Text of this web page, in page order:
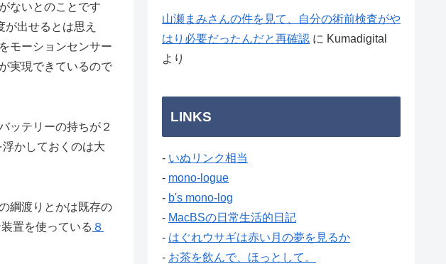
ないとのことです
出せるとは思え
モーションセンサー
実現できているので
ッテリーの持ちが２
かしておくのは大
綱渡りとかは既存の
置を使っている ８
山瀬まみさんの件を見て、自分の術前検査がや
はり必要だったんだと再確認 に Kumadigital
より
LINKS
- いぬリンク相当
- mono-logue
- b's mono-log
- MacBSの日常生活的日記
- はぐれウサギは赤い月の夢を見るか
- お茶を飲んで、ほっとして。